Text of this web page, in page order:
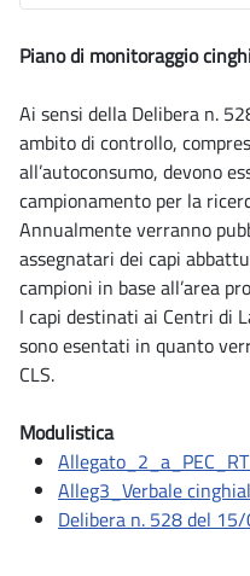
Piano di monitoraggio
Ai sensi della Delibera n.
ambito di controllo,
all’autoconsumo, devono
campionamento per la
Annualmente verranno
assegnatari dei capi
campioni in base all’area
I capi destinati ai Centri di
sono esentati in quanto
CLS.
Modulistica
Alleg3_Verbale
Delibera n. 528 del